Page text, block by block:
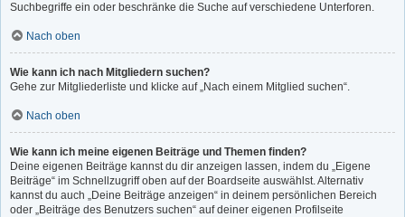
Suchbegriffe ein oder beschränke die Suche auf verschiedene Unterforen.
Nach oben
Wie kann ich nach Mitgliedern suchen?
Gehe zur Mitgliederliste und klicke auf „Nach einem Mitglied suchen“.
Nach oben
Wie kann ich meine eigenen Beiträge und Themen finden?
Deine eigenen Beiträge kannst du dir anzeigen lassen, indem du „Eigene
Beiträge“ im Schnellzugriff oben auf der Boardseite auswählst. Alternativ
kannst du auch „Deine Beiträge anzeigen“ in deinem persönlichen Bereich
oder „Beiträge des Benutzers suchen“ auf deiner eigenen Profilseite